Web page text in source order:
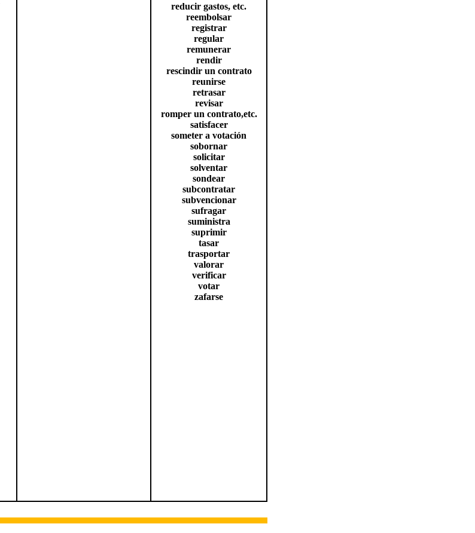
reducir gastos, etc.
reembolsar
registrar
regular
remunerar
rendir
rescindir un contrato
reunirse
retrasar
revisar
romper un contrato,etc.
satisfacer
someter a votación
sobornar
solicitar
solventar
sondear
subcontratar
subvencionar
sufragar
suministra
suprimir
tasar
trasportar
valorar
verificar
votar
zafarse